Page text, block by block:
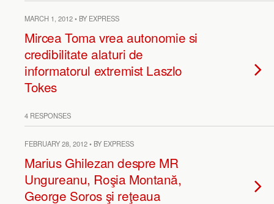
MARCH 1, 2012 • BY EXPRESS
Mircea Toma vrea autonomie si
credibilitate alaturi de
informatorul extremist Laszlo
Tokes
4 RESPONSES
FEBRUARY 28, 2012 • BY EXPRESS
Marius Ghilezan despre MR
Ungureanu, Roşia Montană,
George Soros şi reţeaua